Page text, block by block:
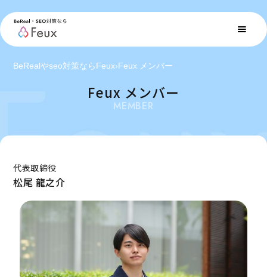
BeRealやseo対策ならFeux›Feux メンバー
Feux メンバー
MEMBER
代表取締役
松尾 龍之介